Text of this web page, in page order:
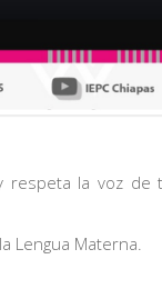
respeta la voz de
Lengua Materna.